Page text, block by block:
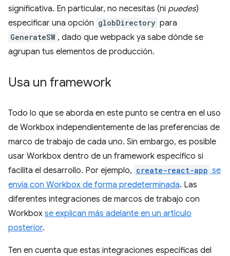
significativa. En particular, no necesitas (ni puedes)
especificar una opción globDirectory para
GenerateSW , dado que webpack ya sabe dónde se
agrupan tus elementos de producción.
Usa un framework
Todo lo que se aborda en este punto se centra en el uso
de Workbox independientemente de las preferencias de
marco de trabajo de cada uno. Sin embargo, es posible
usar Workbox dentro de un framework específico si
facilita el desarrollo. Por ejemplo, create-react-app se
envía con Workbox de forma predeterminada. Las
diferentes integraciones de marcos de trabajo con
Workbox se explican más adelante en un artículo
posterior.
Ten en cuenta que estas integraciones específicas del